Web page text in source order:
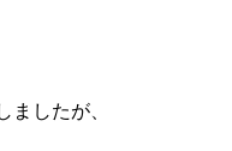
ましたが、